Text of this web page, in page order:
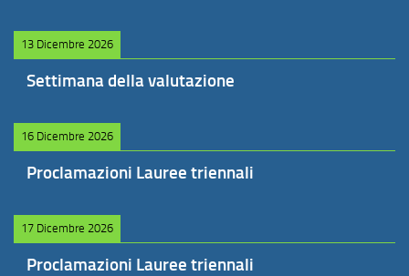
13 Dicembre 2026
Settimana della valutazione
16 Dicembre 2026
Proclamazioni Lauree triennali
17 Dicembre 2026
Proclamazioni Lauree triennali